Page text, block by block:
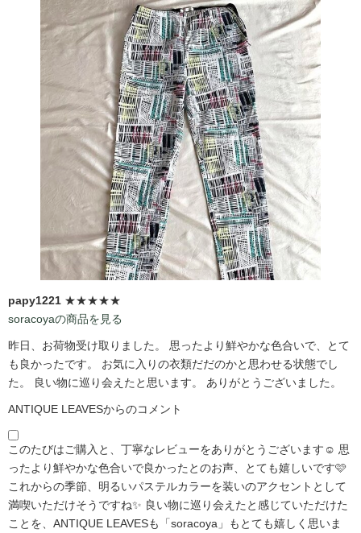
papy1221 ★★★★★
soracoyaの商品を見る
昨日、お荷物受け取りました。 思ったより鮮やかな色合いで、とて
も良かったです。 お気に入りの衣類だだのかと思わせる状態でし
た。 良い物に巡り会えたと思います。 ありがとうございました。
ANTIQUE LEAVESからのコメント
このたびはご購入と、丁寧なレビューをありがとうございます☺️ 思
ったより鮮やかな色合いで良かったとのお声、とても嬉しいです🩷
これからの季節、明るいパステルカラーを装いのアクセントとして
満喫いただけそうですね✨ 良い物に巡り会えたと感じていただけた
ことを、ANTIQUE LEAVESも「soracoya」もとても嬉しく思いま